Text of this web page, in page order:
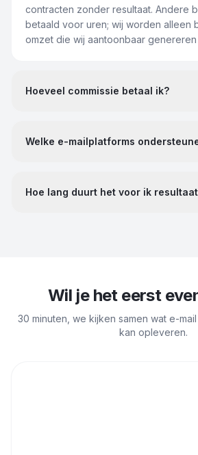
contracten zonder resultaat. Andere
betaald voor uren; wij worden alleen
omzet die wij aantoonbaar genereren
Hoeveel commissie betaal ik?
Welke e-mailplatforms
Hoe lang duurt het voor ik
Wil je het eerst
30 minuten, we kijken samen wat e-
kan opleveren.